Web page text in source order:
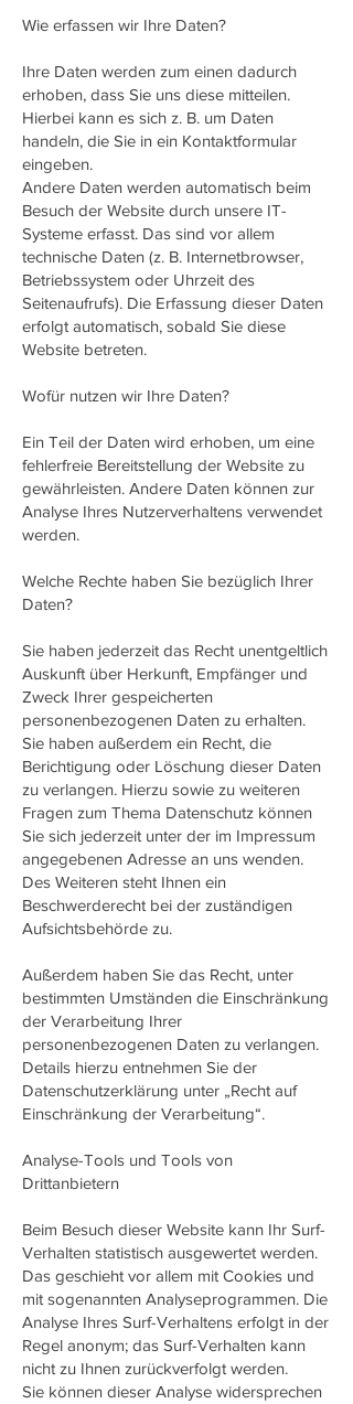
Wie erfassen wir Ihre Daten?
Ihre Daten werden zum einen dadurch
erhoben, dass Sie uns diese mitteilen.
Hierbei kann es sich z. B. um Daten
handeln, die Sie in ein Kontaktformular
eingeben.
Andere Daten werden automatisch beim
Besuch der Website durch unsere IT-
Systeme erfasst. Das sind vor allem
technische Daten (z. B. Internetbrowser,
Betriebssystem oder Uhrzeit des
Seitenaufrufs). Die Erfassung dieser Daten
erfolgt automatisch, sobald Sie diese
Website betreten.
Wofür nutzen wir Ihre Daten?
Ein Teil der Daten wird erhoben, um eine
fehlerfreie Bereitstellung der Website zu
gewährleisten. Andere Daten können zur
Analyse Ihres Nutzerverhaltens verwendet
werden.
Welche Rechte haben Sie bezüglich Ihrer
Daten?
Sie haben jederzeit das Recht unentgeltlich
Auskunft über Herkunft, Empfänger und
Zweck Ihrer gespeicherten
personenbezogenen Daten zu erhalten.
Sie haben außerdem ein Recht, die
Berichtigung oder Löschung dieser Daten
zu verlangen. Hierzu sowie zu weiteren
Fragen zum Thema Datenschutz können
Sie sich jederzeit unter der im Impressum
angegebenen Adresse an uns wenden.
Des Weiteren steht Ihnen ein
Beschwerderecht bei der zuständigen
Aufsichtsbehörde zu.
Außerdem haben Sie das Recht, unter
bestimmten Umständen die Einschränkung
der Verarbeitung Ihrer
personenbezogenen Daten zu verlangen.
Details hierzu entnehmen Sie der
Datenschutzerklärung unter „Recht auf
Einschränkung der Verarbeitung“.
Analyse-Tools und Tools von
Drittanbietern
Beim Besuch dieser Website kann Ihr Surf-
Verhalten statistisch ausgewertet werden.
Das geschieht vor allem mit Cookies und
mit sogenannten Analyseprogrammen. Die
Analyse Ihres Surf-Verhaltens erfolgt in der
Regel anonym; das Surf-Verhalten kann
nicht zu Ihnen zurückverfolgt werden.
Sie können dieser Analyse widersprechen